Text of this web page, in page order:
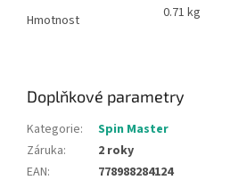
Hmotnost 0.71 kg
Doplňkové parametry
Kategorie:
Spin Master
Záruka:
2 roky
EAN: 778988284124